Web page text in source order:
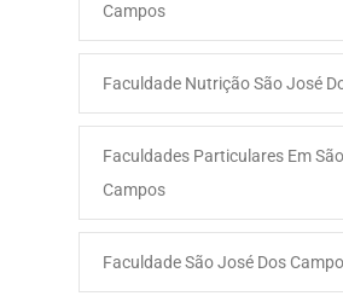
Campos
Faculdade Nutrição São José
Faculdades Particulares Em
Campos
Faculdade São José Dos